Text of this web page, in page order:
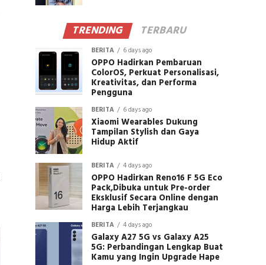
TRENDING TERBARU
BERITA 6 days ago
OPPO Hadirkan Pembaruan
ColorOS, Perkuat Personalisasi,
Kreativitas, dan Performa
Pengguna
BERITA 6 days ago
Xiaomi Wearables Dukung
Tampilan Stylish dan Gaya
Hidup Aktif
BERITA 4 days ago
OPPO Hadirkan Reno16 F 5G Eco
Pack,Dibuka untuk Pre-order
Eksklusif Secara Online dengan
Harga Lebih Terjangkau
BERITA 4 days ago
Galaxy A27 5G vs Galaxy A25
5G: Perbandingan Lengkap Buat
Kamu yang Ingin Upgrade Hape